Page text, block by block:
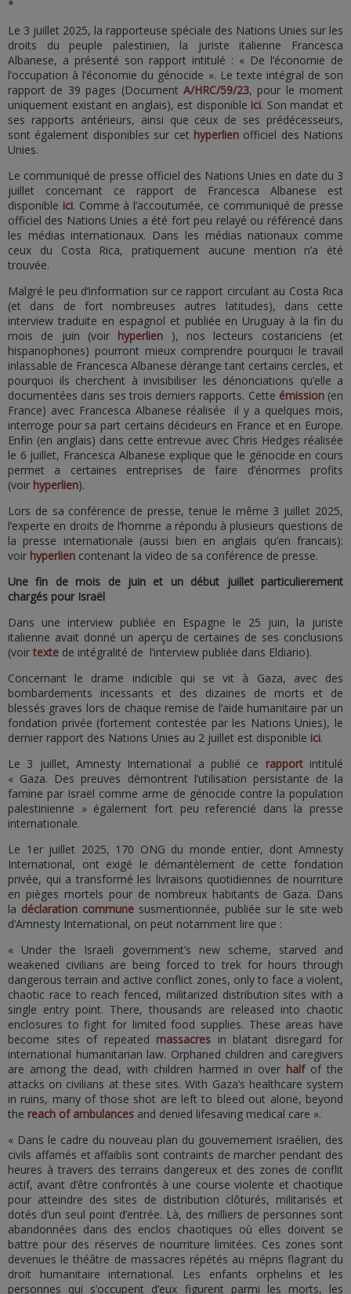
*
Le 3 juillet 2025, la rapporteuse spéciale des Nations Unies sur les
droits du peuple palestinien, la juriste italienne Francesca
Albanese, a présenté son rapport intitulé : « De l’économie de
l’occupation à l’économie du génocide ». Le texte intégral de son
rapport de 39 pages (Document A/HRC/59/23, pour le moment
uniquement existant en anglais), est disponible ici. Son mandat et
ses rapports antérieurs, ainsi que ceux de ses prédécesseurs,
sont également disponibles sur cet hyperlienofficiel des Nations
Unies.
Le communiqué de presse officiel des Nations Unies en date du 3
juillet concernant ce rapport de Francesca Albanese est
disponible ici. Comme à l’accoutumée, ce communiqué de presse
officiel des Nations Unies a été fort peu relayé ou référencé dans
les médias internationaux. Dans les médias nationaux comme
ceux du Costa Rica, pratiquement aucune mention n’a été
trouvée.
Malgré le peu d’information sur ce rapport circulant au Costa Rica
(et dans de fort nombreuses autres latitudes), dans cette
interview traduite en espagnol et publiée en Uruguay à la fin du
mois de juin (voir hyperlien ), nos lecteurs costariciens (et
hispanophones) pourront mieux comprendre pourquoi le travail
inlassable de Francesca Albanese dérange tant certains cercles, et
pourquoi ils cherchent à invisibiliser les dénonciations qu’elle a
documentées dans ses trois derniers rapports. Cette émission(en
France) avec Francesca Albanese réalisée il y a quelques mois,
interroge pour sa part certains décideurs en France et en Europe.
Enfin (en anglais) dans cette entrevue avec Chris Hedges réalisée
le 6 juillet, Francesca Albanese explique que le génocide en cours
permet a certaines entreprises de faire d’énormes profits
(voir hyperlien).
Lors de sa conférence de presse, tenue le même 3 juillet 2025,
l’experte en droits de l’homme a répondu à plusieurs questions de
la presse internationale (aussi bien en anglais qu’en francais):
voir hyperlien contenant la video de sa conférence de presse.
Une fin de mois de juin et un début juillet particulierement
chargés pour Israël
Dans une interview publiée en Espagne le 25 juin, la juriste
italienne avait donné un aperçu de certaines de ses conclusions
(voirtexte de intégralité de l’interview publiée dans Eldiario).
Concernant le drame indicible qui se vit à Gaza, avec des
bombardements incessants et des dizaines de morts et de
blessés graves lors de chaque remise de l’aide humanitaire par un
fondation privée (fortement contestée par les Nations Unies), le
dernier rapport des Nations Unies au 2 juillet est disponible ici.
Le 3 juillet, Amnesty International a publié ce rapportintitulé
« Gaza. Des preuves démontrent l’utilisation persistante de la
famine par Israël comme arme de génocide contre la population
palestinienne » également fort peu referencié dans la presse
internationale.
Le 1er juillet 2025, 170 ONG du monde entier, dont Amnesty
International, ont exigé le démantèlement de cette fondation
privée, qui a transformé les livraisons quotidiennes de nourriture
en pièges mortels pour de nombreux habitants de Gaza. Dans
la déclaration commune susmentionnée, publiée sur le site web
d’Amnesty International, on peut notamment lire que :
« Under the Israeli government’s new scheme, starved and
weakened civilians are being forced to trek for hours through
dangerous terrain and active conflict zones, only to face a violent,
chaotic race to reach fenced, militarized distribution sites with a
single entry point. There, thousands are released into chaotic
enclosures to fight for limited food supplies. These areas have
become sites of repeated massacres in blatant disregard for
international humanitarian law. Orphaned children and caregivers
are among the dead, with children harmed in over half of the
attacks on civilians at these sites. With Gaza’s healthcare system
in ruins, many of those shot are left to bleed out alone, beyond
the reach of ambulances and denied lifesaving medical care ».
« Dans le cadre du nouveau plan du gouvernement israélien, des
civils affamés et affaiblis sont contraints de marcher pendant des
heures à travers des terrains dangereux et des zones de conflit
actif, avant d’être confrontés à une course violente et chaotique
pour atteindre des sites de distribution clôturés, militarisés et
dotés d’un seul point d’entrée. Là, des milliers de personnes sont
abandonnées dans des enclos chaotiques où elles doivent se
battre pour des réserves de nourriture limitées. Ces zones sont
devenues le théâtre de massacres répétés au mépris flagrant du
droit humanitaire international. Les enfants orphelins et les
personnes qui s’occupent d’eux figurent parmi les morts, les